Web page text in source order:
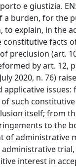
e giustizia.
a burden, for the
to explain, in the
constitutive facts
preclusion (art.
by art. 12,
2020, n. 76)
applicative issues:
such
itself; from
to the
of administrative
interest in